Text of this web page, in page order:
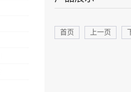
首页 上一页